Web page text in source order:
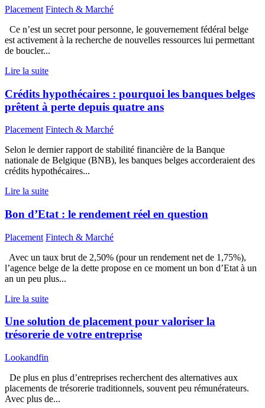
Placement Fintech & Marché
Ce n’est un secret pour personne, le gouvernement fédéral belge
est activement à la recherche de nouvelles ressources lui permettant
de boucler...
Lire la suite
Crédits hypothécaires : pourquoi les banques belges
prêtent à perte depuis quatre ans
Placement Fintech & Marché
Selon le dernier rapport de stabilité financière de la Banque
nationale de Belgique (BNB), les banques belges accorderaient des
crédits hypothécaires...
Lire la suite
Bon d’Etat : le rendement réel en question
Placement Fintech & Marché
Avec un taux brut de 2,50% (pour un rendement net de 1,75%),
l’agence belge de la dette propose en ce moment un bon d’Etat à un
an un peu plus...
Lire la suite
Une solution de placement pour valoriser la
trésorerie de votre entreprise
Lookandfin
De plus en plus d’entreprises recherchent des alternatives aux
placements de trésorerie traditionnels, souvent peu rémunérateurs.
Avec plus de...